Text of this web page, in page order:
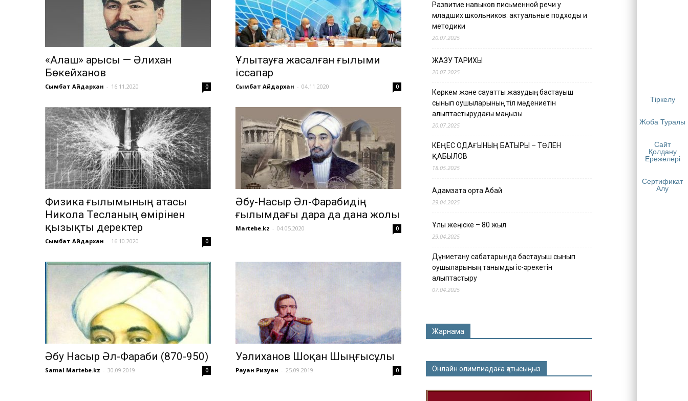
Тіркелу
Жоба Туралы
Сайт
Қолдану
Ережелері
Сертификат
Алу
«Алаш» арысы — Әлихан
Бөкейханов
Сымбат Айдархан - 16.11.2020 0
Ұлытауға жасалған ғылыми
іссапар
Сымбат Айдархан - 04.11.2020 0
Физика ғылымының атасы
Никола Тесланың өмірінен
қызықты деректер
Сымбат Айдархан - 16.10.2020 0
Әбу-Насыр Әл-Фарабидің
ғылымдағы дара да дана жолы
Martebe.kz - 04.05.2020 0
Әбу Насыр Әл-Фараби (870-950)
Samal Martebe.kz - 30.09.2019 0
Уәлиханов Шоқан Шыңғысұлы
Рауан Ризуан - 25.09.2019 0
Развитие навыков письменной речи у
младших школьников: актуальные подходы и
методики
20.07.2025
ЖАЗУ ТАРИХЫ
20.07.2025
Көркем және сауатты жазудың бастауыш
сынып оқушыларының тіл мәдениетін
қалыптастырудағы маңызы
20.07.2025
КЕҢЕС ОДАҒЫНЫҢ БАТЫРЫ – ТӨЛЕН
ҚАБЫЛОВ
18.05.2025
Адамзатқа ортақ Абай
29.04.2025
Ұлы жеңіске – 80 жыл
29.04.2025
Дүниетану сабақтарында бастауыш сынып
оқушыларының танымдық іс-әрекетін
қалыптастыру
07.04.2025
Жарнама
Онлайн олимпиадаға қатысыңыз